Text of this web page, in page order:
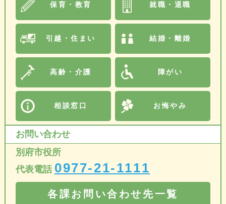
保育・教育 就職・退職
引越・住まい 結婚・離婚
高齢・介護 障がい
相談窓口 お悔やみ
お問い合わせ
別府市役所
代表電話 0977-21-1111
各課お問い合わせ先一覧